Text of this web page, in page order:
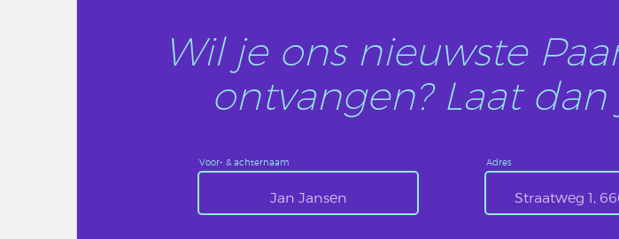
Wil je ons nieuwste
ontvangen? Laat
Voor- & achternaam Adres